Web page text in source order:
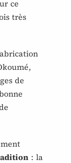
ce
très
de
: la